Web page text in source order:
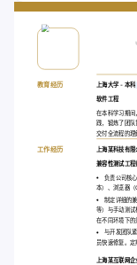
教育经历 上海大学 - 本科
软件工程
在本科学习期间
践，锻炼了团队
交付全流程的理
工作经历 上海某科技有
兼容性测试工程
负责公司核
本）、浏览器（
制定详细的
等）与手动测试
在不同环境下的
与开发团队
员快速修复。定
上海某互联网